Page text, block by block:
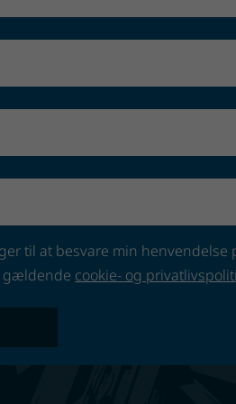
til at besvare min henvendelse
gældende cookie- og